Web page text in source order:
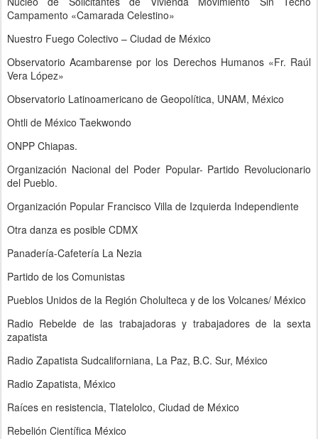
Campamento «Camarada Celestino»
Nuestro Fuego Colectivo – Ciudad de México
Observatorio Acambarense por los Derechos Humanos «Fr. Raúl
Vera López»
Observatorio Latinoamericano de Geopolítica, UNAM, México
Ohtli de México Taekwondo
ONPP Chiapas.
Organización Nacional del Poder Popular- Partido Revolucionario
del Pueblo.
Organización Popular Francisco Villa de Izquierda Independiente
Otra danza es posible CDMX
Panadería-Cafetería La Nezia
Partido de los Comunistas
Pueblos Unidos de la Región Cholulteca y de los Volcanes/ México
Radio Rebelde de las trabajadoras y trabajadores de la sexta
zapatista
Radio Zapatista Sudcaliforniana, La Paz, B.C. Sur, México
Radio Zapatista, México
Raíces en resistencia, Tlatelolco, Ciudad de México
Rebelión Científica México